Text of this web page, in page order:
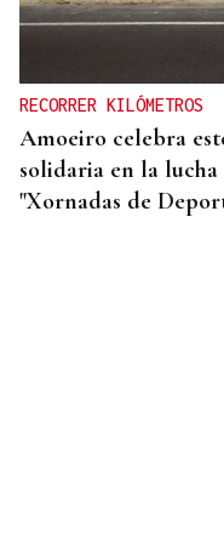
RECORRER KILÓMETROS
Amoeiro celebra
solidaria en la
"Xornadas de